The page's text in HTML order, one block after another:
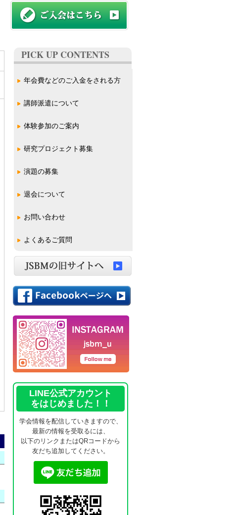
PICK UP CONTENTS
年会費などのご入金をされる方
講師派遣について
体験参加のご案内
一般の方
学校関係の方
研究プロジェクト募集
演題の募集
学術総会(全国大会)
学術集会
東日本支部
西日本支部
超音波ハンズオンセミナー
退会について
お問い合わせ
よくあるご質問
LINE公式アカウント
をはじめました！！
学会情報を配信していきますので、
最新の情報を受取るには、
以下のリンクまたはQRコードから
友だち追加してください。